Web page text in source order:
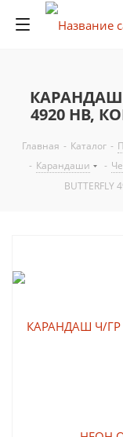
КАРАНДАШ
4920 HB,
Главная - Каталог -
- Карандаши -